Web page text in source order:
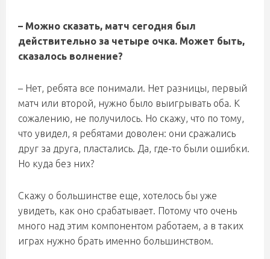
– Можно сказать, матч сегодня был
действительно за четыре очка. Может быть,
сказалось волнение?
– Нет, ребята все понимали. Нет разницы, первый
матч или второй, нужно было выигрывать оба. К
сожалению, не получилось. Но скажу, что по тому,
что увидел, я ребятами доволен: они сражались
друг за друга, пластались. Да, где-то были ошибки.
Но куда без них?
Скажу о большинстве еще, хотелось бы уже
увидеть, как оно срабатывает. Потому что очень
много над этим компонентом работаем, а в таких
играх нужно брать именно большинством.